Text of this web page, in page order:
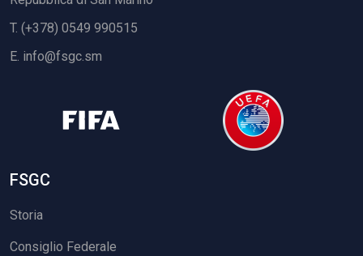
T. (+378) 0549 990515
E. info@fsgc.sm
FSGC
Storia
Consiglio Federale